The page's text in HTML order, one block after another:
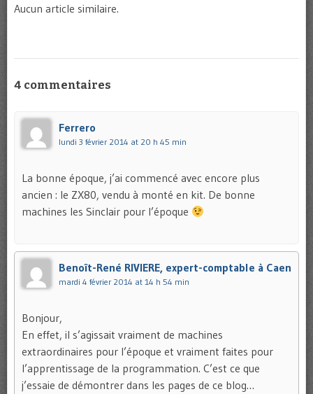
Aucun article similaire.
4 commentaires
Ferrero
lundi 3 février 2014 at 20 h 45 min
La bonne époque, j’ai commencé avec encore plus
ancien : le ZX80, vendu à monté en kit. De bonne
machines les Sinclair pour l’époque
Benoît-René RIVIERE, expert-comptable à Caen
mardi 4 février 2014 at 14 h 54 min
Bonjour,
En effet, il s’agissait vraiment de machines
extraordinaires pour l’époque et vraiment faites pour
l’apprentissage de la programmation. C’est ce que
j’essaie de démontrer dans les pages de ce blog…